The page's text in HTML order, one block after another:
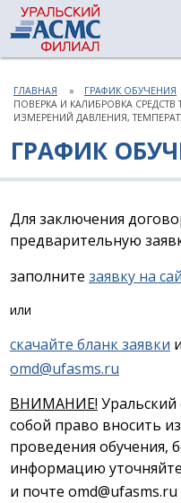
ГЛАВНАЯ ГРАФИК ОБУЧЕНИЯ
ПОВЕРКА И КАЛИБРОВКА
ИЗМЕРЕНИЙ ДАВЛЕНИЯ,
ГРАФИК
Для заключения
предварительную
заполните заявку на
или
скачайте бланк заявки
omd@ufasms.ru
ВНИМАНИЕ!
собой право вносить
проведения обучения,
информацию
и почте